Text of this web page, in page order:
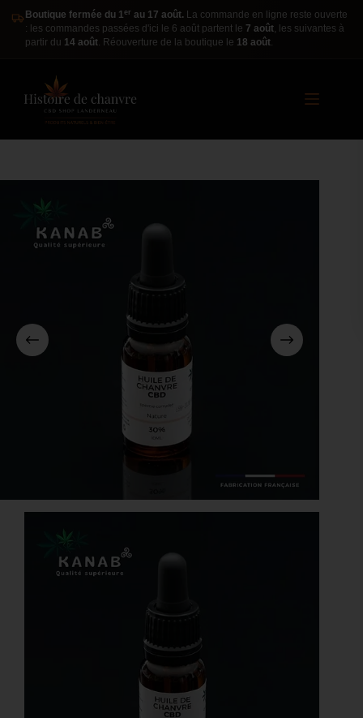
Boutique fermée du 1er au 17 août. La commande en ligne reste ouverte
: les commandes passées d'ici le 6 août partent le 7 août, les suivantes à
partir du 14 août. Réouverture de la boutique le 18 août.